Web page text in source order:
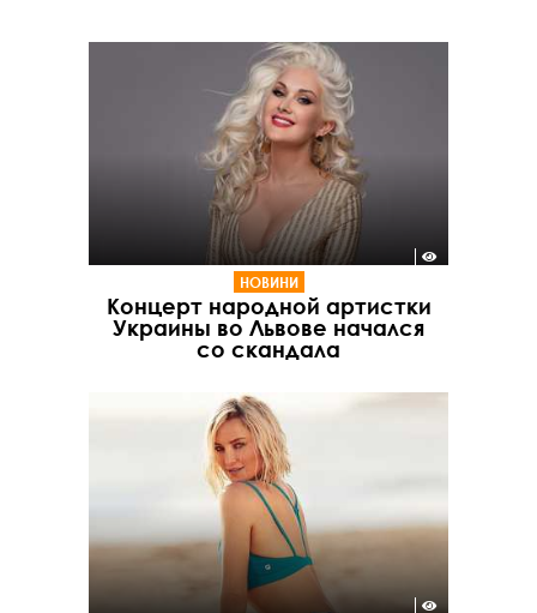
НОВИНИ
Концерт народной артистки
Украины во Львове начался
со скандала